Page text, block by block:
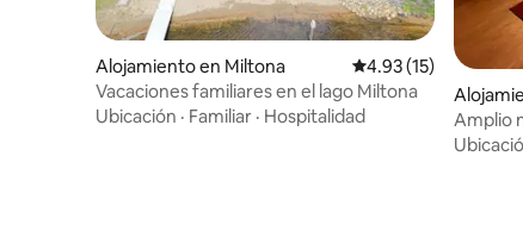
Alojamiento en Miltona Calificación
4.93 (15)
Vacaciones familiares en el lago Miltona
Ubicación · Familiar · Hospitalidad
Amplio